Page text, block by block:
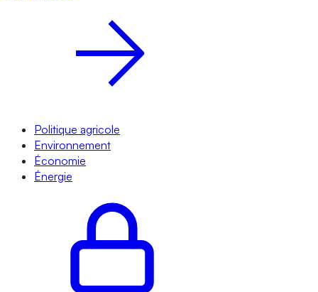
Politique agricole
Environnement
Économie
Énergie